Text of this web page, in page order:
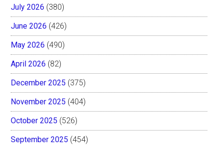
July 2026 (380)
June 2026 (426)
May 2026 (490)
April 2026 (82)
December 2025 (375)
November 2025 (404)
October 2025 (526)
September 2025 (454)